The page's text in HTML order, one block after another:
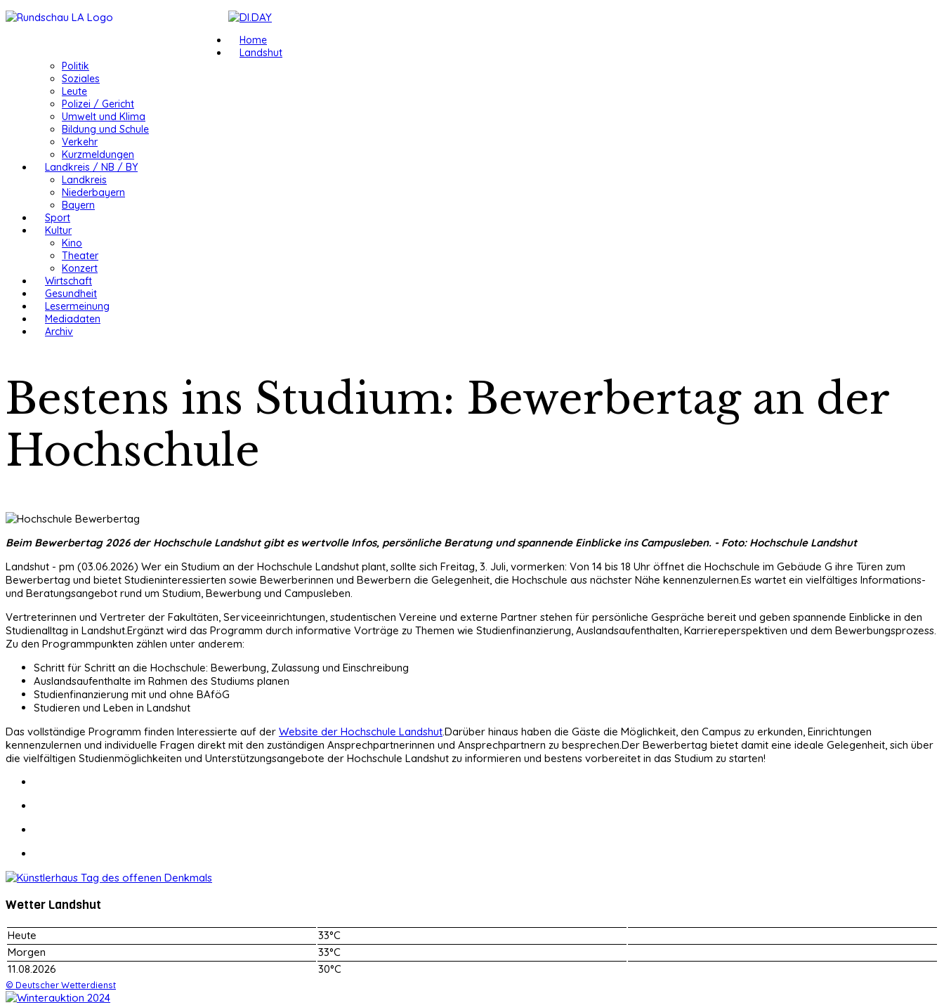
Home
Landshut
Politik
Soziales
Leute
Polizei / Gericht
Umwelt und Klima
Bildung und Schule
Verkehr
Kurzmeldungen
Landkreis / NB / BY
Landkreis
Niederbayern
Bayern
Sport
Kultur
Kino
Theater
Konzert
Wirtschaft
Gesundheit
Lesermeinung
Mediadaten
Archiv
Bestens ins Studium: Bewerbertag an der
Hochschule
Beim Bewerbertag 2026 der Hochschule Landshut gibt es wertvolle Infos, persönliche Beratung und spannende Einblicke ins Campusleben. - Foto: Hochschule Landshut
Landshut - pm (03.06.2026) Wer ein Studium an der Hochschule Landshut plant, sollte sich Freitag, 3. Juli, vormerken: Von 14 bis 18 Uhr öffnet die Hochschule im Gebäude G ihre Türen zum
Bewerbertag und bietet Studieninteressierten sowie Bewerberinnen und Bewerbern die Gelegenheit, die Hochschule aus nächster Nähe kennenzulernen.Es wartet ein vielfältiges Informations-
und Beratungsangebot rund um Studium, Bewerbung und Campusleben.
Vertreterinnen und Vertreter der Fakultäten, Serviceeinrichtungen, studentischen Vereine und externe Partner stehen für persönliche Gespräche bereit und geben spannende Einblicke in den
Studienalltag in Landshut.Ergänzt wird das Programm durch informative Vorträge zu Themen wie Studienfinanzierung, Auslandsaufenthalten, Karriereperspektiven und dem Bewerbungsprozess.
Zu den Programmpunkten zählen unter anderem:
Schritt für Schritt an die Hochschule: Bewerbung, Zulassung und Einschreibung
Auslandsaufenthalte im Rahmen des Studiums planen
Studienfinanzierung mit und ohne BAföG
Studieren und Leben in Landshut
Das vollständige Programm finden Interessierte auf der Website der Hochschule Landshut.Darüber hinaus haben die Gäste die Möglichkeit, den Campus zu erkunden, Einrichtungen
kennenzulernen und individuelle Fragen direkt mit den zuständigen Ansprechpartnerinnen und Ansprechpartnern zu besprechen.Der Bewerbertag bietet damit eine ideale Gelegenheit, sich über
die vielfältigen Studienmöglichkeiten und Unterstützungsangebote der Hochschule Landshut zu informieren und bestens vorbereitet in das Studium zu starten!
Wetter Landshut
Heute
33°C
Morgen
33°C
11.08.2026
30°C
© Deutscher Wetterdienst